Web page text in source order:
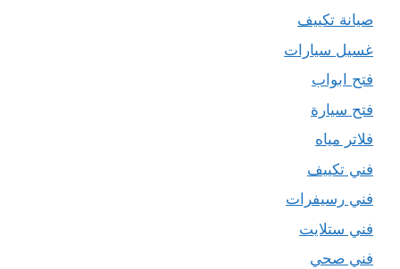
صيانة تكييف
غسيل سيارات
فتح ابواب
فتح سيارة
فلاتر مياه
فني تكييف
فني رسيفرات
فني ستلايت
فني صحي